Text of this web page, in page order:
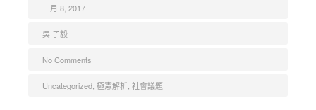
一月 8, 2017
吳 子毅
No Comments
Uncategorized, 極憲解析, 社會議題